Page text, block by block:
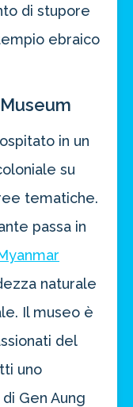
di stupore
ebraico
in un
su
tematiche.
passa in
naturale
Il museo è
del
uno
Gen Aung